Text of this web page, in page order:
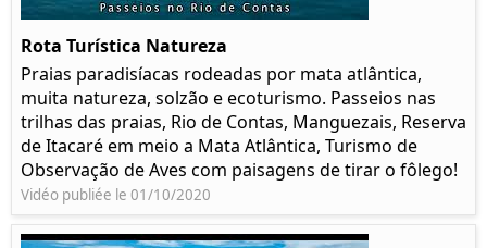
Rota Turística Natureza
Praias paradisíacas rodeadas por mata atlântica,
muita natureza, solzão e ecoturismo. Passeios nas
trilhas das praias, Rio de Contas, Manguezais, Reserva
de Itacaré em meio a Mata Atlântica, Turismo de
Observação de Aves com paisagens de tirar o fôlego!
Vidéo publiée le 01/10/2020